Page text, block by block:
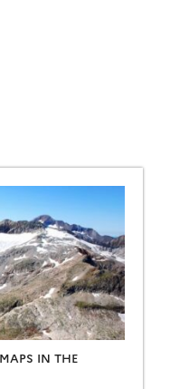
IN THE